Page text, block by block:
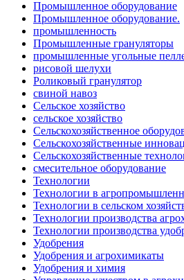
Промышленное оборудование
Промышленное оборудование.
промышленность
Промышленные грануляторы
промышленные угольные
рисовой шелухи
Роликовый гранулятор
свиной навоз
Сельское хозяйство
сельское хозяйство
Сельскохозяйственное
Сельскохозяйственные
Сельскохозяйственные
смесительное оборудование
Технологии
Технологии в
Технологии в сельском
Технологии производства
Технологии производства
Удобрения
Удобрения и агрохимикаты
Удобрения и химия